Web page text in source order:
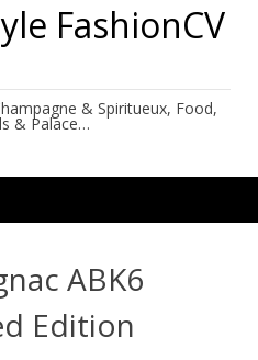
FashionCV
& Spiritueux, Food,
& Palace…
ABK6
Edition